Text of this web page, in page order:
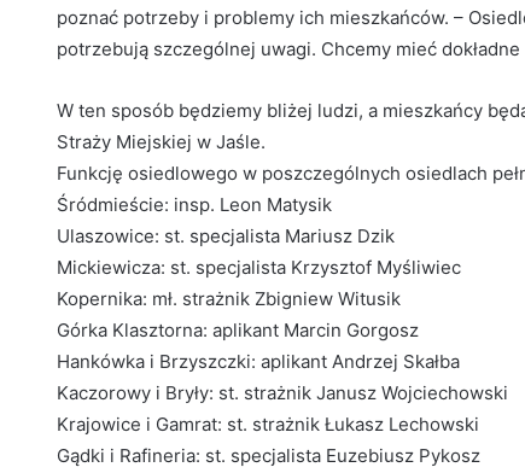
poznać potrzeby i problemy ich mieszkańców. –
potrzebują szczególnej uwagi. Chcemy mieć
W ten sposób będziemy bliżej ludzi, a mieszkańcy
Straży Miejskiej w Jaśle.
Funkcję osiedlowego w poszczególnych osiedlach
Śródmieście: insp. Leon Matysik
Ulaszowice: st. specjalista Mariusz Dzik
Mickiewicza: st. specjalista Krzysztof Myśliwiec
Kopernika: mł. strażnik Zbigniew Witusik
Górka Klasztorna: aplikant Marcin Gorgosz
Hankówka i Brzyszczki: aplikant Andrzej Skałba
Kaczorowy i Bryły: st. strażnik Janusz Wojciechowski
Krajowice i Gamrat: st. strażnik Łukasz Lechowski
Gądki i Rafineria: st. specjalista Euzebiusz Pykosz